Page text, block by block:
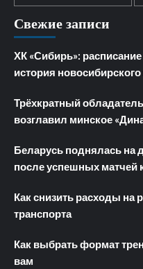
Свежие записи
ХК «Сибирь»:
история
Трёхкратный
возглавил минское
Беларусь поднялась на
после успешных матчей
Как снизить расходы на
транспорта
Как выбрать формат
вам